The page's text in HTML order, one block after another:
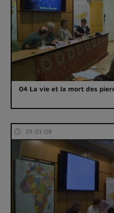
04 La vie et la mort des
01:01:09